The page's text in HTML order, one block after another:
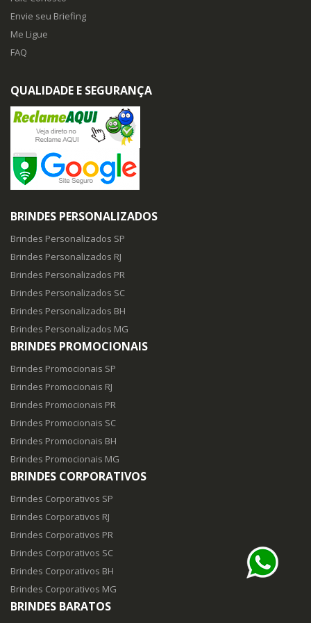
Envie seu Briefing
Me Ligue
FAQ
QUALIDADE E SEGURANÇA
BRINDES PERSONALIZADOS
Brindes Personalizados SP
Brindes Personalizados RJ
Brindes Personalizados PR
Brindes Personalizados SC
Brindes Personalizados BH
Brindes Personalizados MG
BRINDES PROMOCIONAIS
Brindes Promocionais SP
Brindes Promocionais RJ
Brindes Promocionais PR
Brindes Promocionais SC
Brindes Promocionais BH
Brindes Promocionais MG
BRINDES CORPORATIVOS
Brindes Corporativos SP
Brindes Corporativos RJ
Brindes Corporativos PR
Brindes Corporativos SC
Brindes Corporativos BH
Brindes Corporativos MG
BRINDES BARATOS